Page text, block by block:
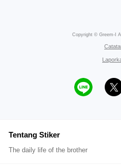
Copyright © Greem-I
Tentang Stiker
The daily life of the brother